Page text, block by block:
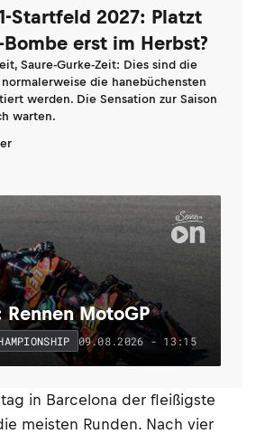
Startfeld 2027: Platzt
erst im Herbst?
Saure-Gurke-Zeit: Dies sind die
die hanebüchensten
werden. Die Sensation zur Saison
warten.
MotoGP
09.08.2026 - 13:15
in Barcelona der fleißigste
meisten Runden. Nach vier